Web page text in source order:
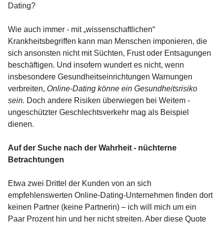
Dating?
Wie auch immer - mit „wissenschaftlichen“
Krankheitsbegriffen kann man Menschen imponieren, die
sich ansonsten nicht mit Süchten, Frust oder Entsagungen
beschäftigen. Und insofern wundert es nicht, wenn
insbesondere Gesundheitseinrichtungen Warnungen
verbreiten, Online-Dating könne ein Gesundheitsrisiko
sein. Doch andere Risiken überwiegen bei Weitem -
ungeschützter Geschlechtsverkehr mag als Beispiel
dienen.
Auf der Suche nach der Wahrheit - nüchterne
Betrachtungen
Etwa zwei Drittel der Kunden von an sich
empfehlenswerten Online-Dating-Unternehmen finden dort
keinen Partner (keine Partnerin) – ich will mich um ein
Paar Prozent hin und her nicht streiten. Aber diese Quote